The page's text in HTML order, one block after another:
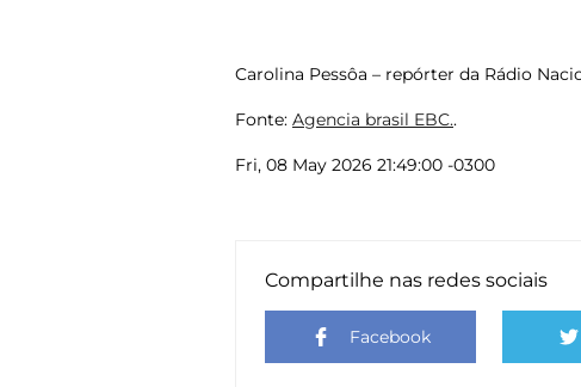
Carolina Pessôa – repórter da Rádio
Fonte: Agencia brasil EBC..
Fri, 08 May 2026 21:49:00 -0300
Compartilhe nas redes sociais
Facebook